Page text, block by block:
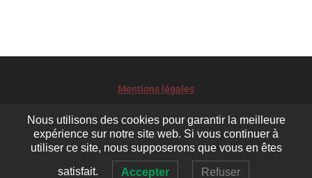
Mentions légales
Le développement durable pour Chemins de rêves
Nous utilisons des cookies pour garantir la meilleure
expérience sur notre site web. Si vous continuer à
utiliser ce site, nous supposerons que vous en êtes
satisfait. Accepter Refuser